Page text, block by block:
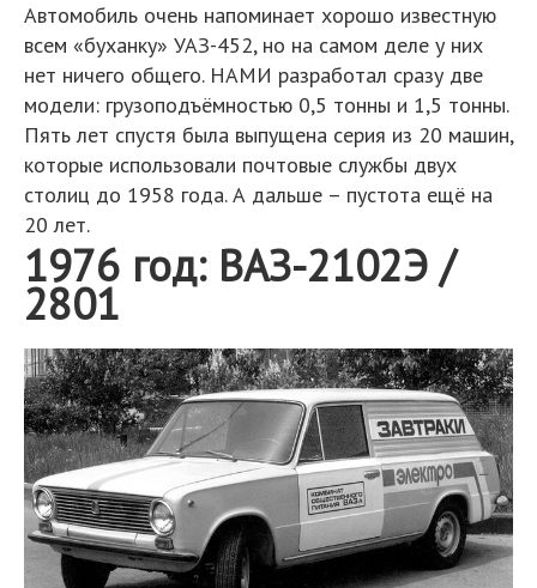
Автомобиль очень напоминает хорошо известную
всем «буханку» УАЗ-452, но на самом деле у них
нет ничего общего. НАМИ разработал сразу две
модели: грузоподъёмностью 0,5 тонны и 1,5 тонны.
Пять лет спустя была выпущена серия из 20 машин,
которые использовали почтовые службы двух
столиц до 1958 года. А дальше – пустота ещё на
20 лет.
1976 год: ВАЗ-2102Э /
2801